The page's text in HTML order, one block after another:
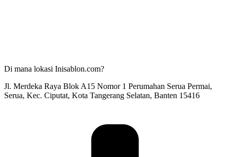
Di mana lokasi Inisablon.com?
Jl. Merdeka Raya Blok A15 Nomor 1 Perumahan Serua Permai,
Serua, Kec. Ciputat, Kota Tangerang Selatan, Banten 15416